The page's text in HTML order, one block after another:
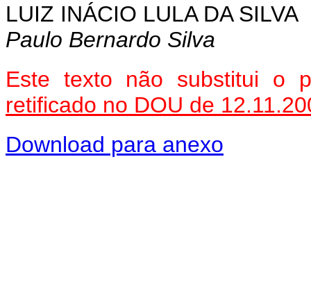
LUIZ INÁCIO LULA DA SILVA
Paulo Bernardo Silva
Este texto não substitui o
retificado no DOU de
Download para anexo